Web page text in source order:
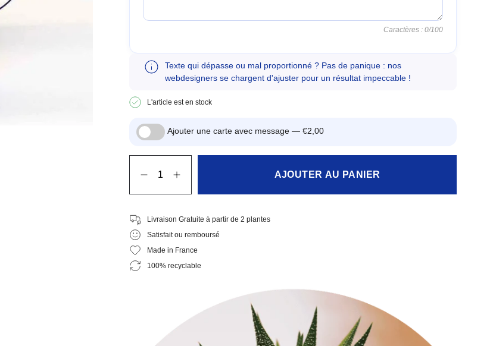
Caractères : 0/100
Texte qui dépasse ou mal proportionné ? Pas de panique : nos
webdesigners se chargent d'ajuster pour un résultat impeccable !
L'article est en stock
Ajouter une carte avec message — €2,00
AJOUTER AU PANIER
Livraison Gratuite à partir de 2 plantes
Satisfait ou remboursé
Made in France
100% recyclable